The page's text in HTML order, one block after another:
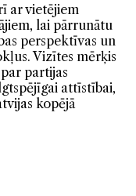
ar vietējiem
lai pārrunātu
perspektīvas un
Vizītes mērķis
partijas
attīstībai,
kopējā